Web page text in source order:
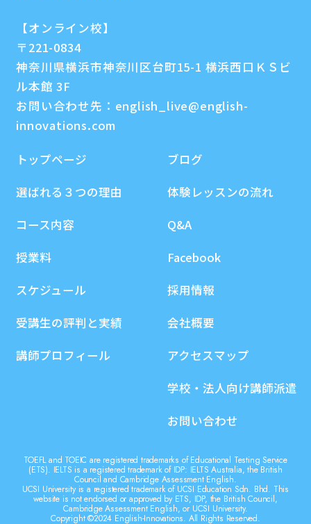
【オンライン校】
〒221-0834
神奈川県横浜市神奈川区台町15-1 横浜西口ＫＳビ
ル本館 3F
お問い合わせ先： english_live@english-
innovations.com
トップページ
選ばれる３つの理由
コース内容
授業料
スケジュール
受講生の評判と実績
講師プロフィール
ブログ
体験レッスンの流れ
Q&A
Facebook
採用情報
会社概要
アクセスマップ
学校・法人向け講師派遣
お問い合わせ
TOEFL and TOEIC are registered trademarks of Educational Testing Service
(ETS). IELTS is a registered trademark of IDP: IELTS Australia, the British
Council and Cambridge Assessment English.
UCSI University is a registered trademark of UCSI Education Sdn. Bhd. This
website is not endorsed or approved by ETS, IDP, the British Council,
Cambridge Assessment English, or UCSI University.
Copyright ©2024 English-Innovations. All Rights Reserved.